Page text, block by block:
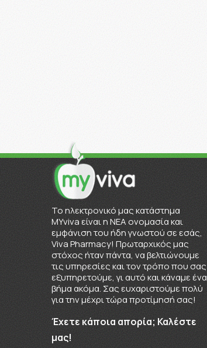
To ηλεκτρονικό μας κατάστημα
MYviva είναι η ΝΕΑ ονομασία και
εμφάνιση του ήδη γνωστού σε εσάς,
Viva Pharmacy! Πρωταρχικός μας
στόχος ήταν πάντα, να βελτιώνουμε
τις υπηρεσίες και τον τρόπο που σας
εξυπηρετούμε, γι αυτό και κάναμε ένα
βήμα ακόμα. Σας ευχαριστούμε πολύ
για την μέχρι τώρα προτίμησή σας!
Έχετε κάποια απορία; Καλέστε
μας!